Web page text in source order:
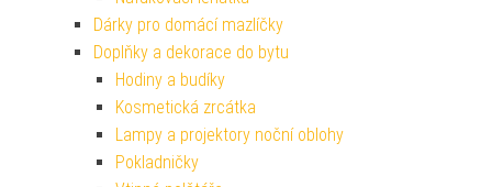
Dárky pro domácí mazlíčky
Doplňky a dekorace do bytu
Hodiny a budíky
Kosmetická zrcátka
Lampy a projektory noční oblohy
Pokladničky